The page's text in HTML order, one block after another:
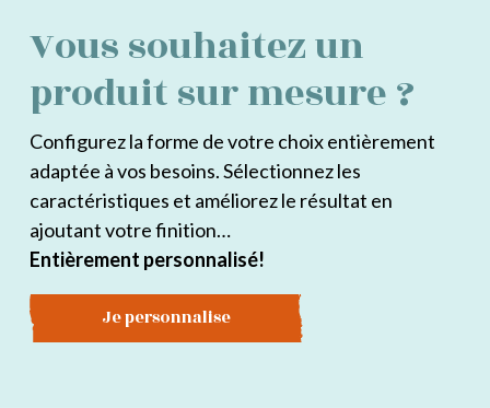
Vous souhaitez un
produit sur mesure ?
Configurez la forme de votre choix entièrement
adaptée à vos besoins. Sélectionnez les
caractéristiques et améliorez le résultat en
ajoutant votre finition…
Entièrement personnalisé!
Je personnalise